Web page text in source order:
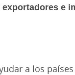
e
a los